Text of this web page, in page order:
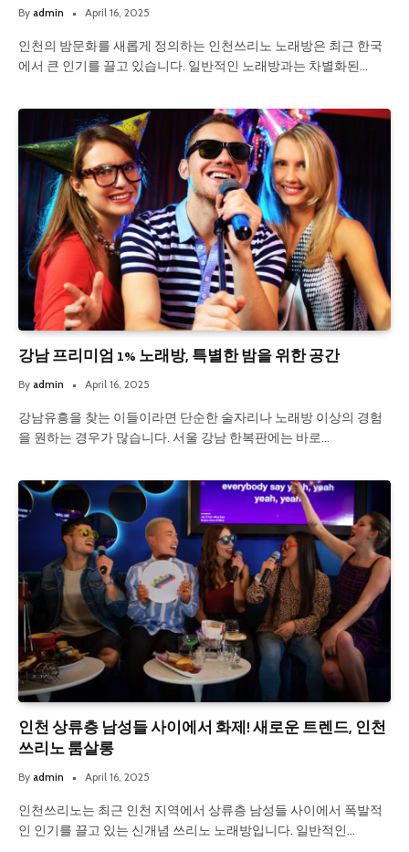
By admin April 16, 2025
인천의 밤문화를 새롭게 정의하는 인천쓰리노 노래방은 최근 한국
에서 큰 인기를 끌고 있습니다. 일반적인 노래방과는 차별화된…
강남 프리미엄 1% 노래방, 특별한 밤을 위한 공간
By admin April 16, 2025
강남유흥을 찾는 이들이라면 단순한 술자리나 노래방 이상의 경험
을 원하는 경우가 많습니다. 서울 강남 한복판에는 바로…
인천 상류층 남성들 사이에서 화제! 새로운 트렌드, 인천
쓰리노 룸살롱
By admin April 16, 2025
인천쓰리노는 최근 인천 지역에서 상류층 남성들 사이에서 폭발적
인 인기를 끌고 있는 신개념 쓰리노 노래방입니다. 일반적인…